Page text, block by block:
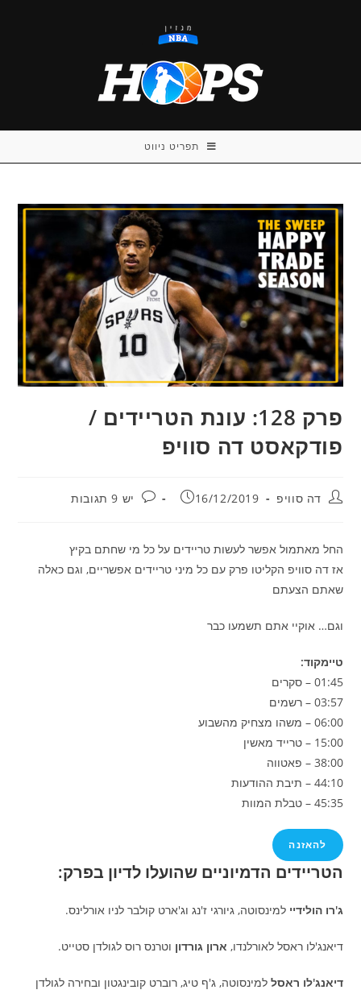
תפריט ניווט
פרק 128: עונת הטריידים /
פודקאסט דה סוויפ
מחבר:דה סוויפ פורסם:
16/12/2019 תגובות:
יש 9 תגובות
החל מאתמול אפשר לעשות טריידים על כל מי שחתם בקיץ
אז דה סוויפ הקליטו פרק עם כל מיני טריידים אפשריים, וגם כאלה
שאתם הצעתם
וגם… אוקיי אתם תשמעו כבר
טיימקוד:
01:45 – סקרים
03:57 – רשמים
06:00 – משהו מצחיק מהשבוע
15:00 – טרייד מאשין
38:00 – פאטווה
44:10 – תיבת ההודעות
45:35 – טבלת המוות
להאזנה
הטריידים הדמיוניים שהועלו לדיון בפרק:
ג'רו הולידיילמינסוטה, גיורגי ז'נג וג'ארט קולבר לניו אורלינס.
דיאנג'לו ראסל לאורלנדו, ארון גורדון וטרנס רוס לגולדן סטייט.
דיאנג'לו ראסל למינסוטה, ג'ף טיג, רוברט קובינגטון ובחירה לגולדן